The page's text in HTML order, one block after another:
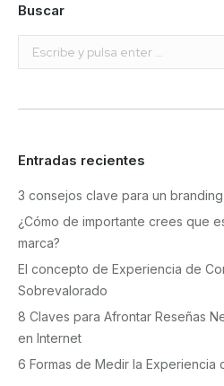
Buscar
Buscar:
Entradas recientes
3 consejos clave para un
¿Cómo de importante crees que
marca?
El concepto de Experiencia de
Sobrevalorado
8 Claves para Afrontar Reseñas
en Internet
6 Formas de Medir la Experiencia